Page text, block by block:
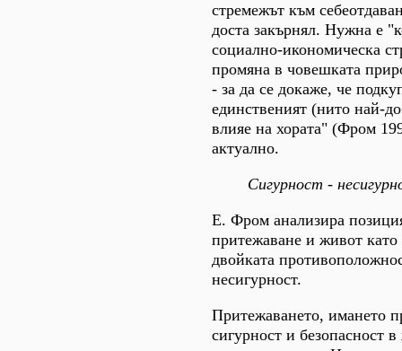
стремежът към
доста закърнял. Нужна е
социално-икономическа
промяна в човешката
- за да се докаже, че
единственият (нито най-
влияе на хората" (Фром
актуално.
Сигурност -
Е. Фром анализира
притежаване и живот
двойката
несигурност.
Притежаването, имането
сигурност и безопасност